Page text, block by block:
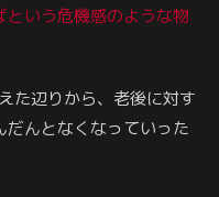
という危機感のような物
た辺りから、老後に対す
んとなくなっていった